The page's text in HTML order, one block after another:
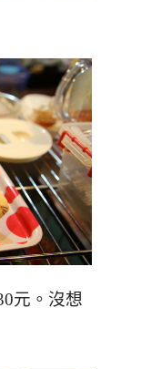
元。沒想